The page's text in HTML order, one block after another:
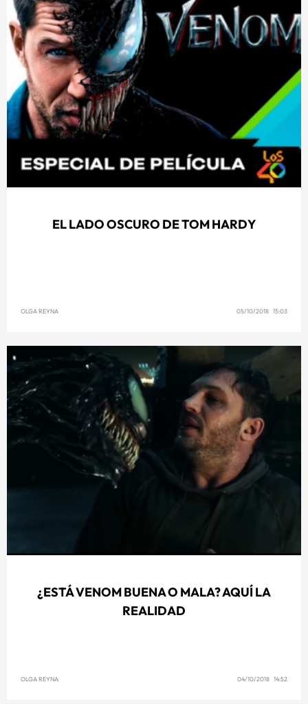
EL LADO OSCURO DE TOM HARDY
OLGA REYNA 05/10/2018 15:03
¿ESTÁ VENOM BUENA O MALA? AQUÍ LA
REALIDAD
OLGA REYNA 04/10/2018 14:52